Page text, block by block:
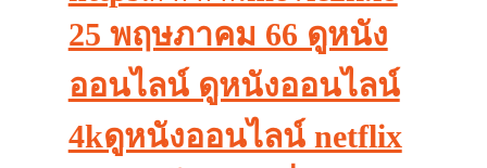
25 พฤษภาคม 66 ดูหนัง
ออนไลน์ ดูหนังออนไลน์
4kดูหนังออนไลน์ netflix